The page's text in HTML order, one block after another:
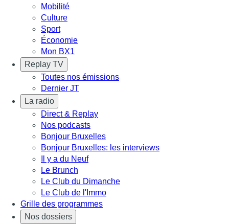
Mobilité
Culture
Sport
Économie
Mon BX1
Replay TV
Toutes nos émissions
Dernier JT
La radio
Direct & Replay
Nos podcasts
Bonjour Bruxelles
Bonjour Bruxelles: les interviews
Il y a du Neuf
Le Brunch
Le Club du Dimanche
Le Club de l'Immo
Grille des programmes
Nos dossiers